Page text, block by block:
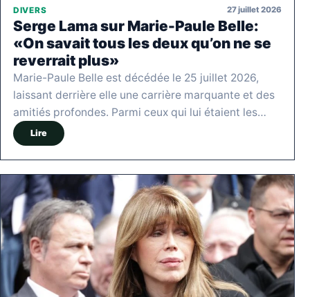
DIVERS 27 juillet 2026
Serge Lama sur Marie-Paule Belle:
«On savait tous les deux qu’on ne se
reverrait plus»
Marie-Paule Belle est décédée le 25 juillet 2026,
laissant derrière elle une carrière marquante et des
amitiés profondes. Parmi ceux qui lui étaient les…
Lire